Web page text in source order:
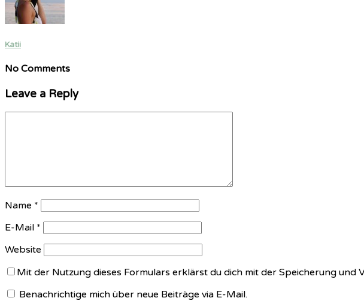
Katii
No Comments
Leave a Reply
Name *
E-Mail *
Website
Mit der Nutzung dieses Formulars erklärst du dich mit der Speicherung und
Benachrichtige mich über neue Beiträge via E-Mail.